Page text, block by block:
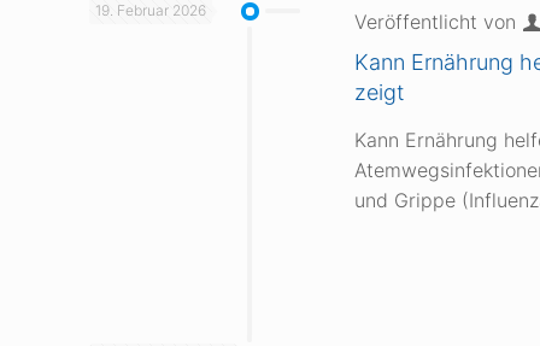
19. Februar 2026 Veröffentlicht von
Kann Ernährung
zeigt
Kann Ernährung
und Grippe